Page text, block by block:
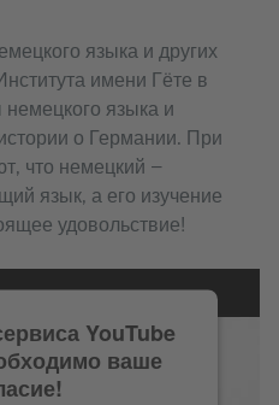
языка и других
имени Гёте в
языка и
о Германии. При
что немецкий —
язык, а его изучение
удовольствие!
YouTube
ваше